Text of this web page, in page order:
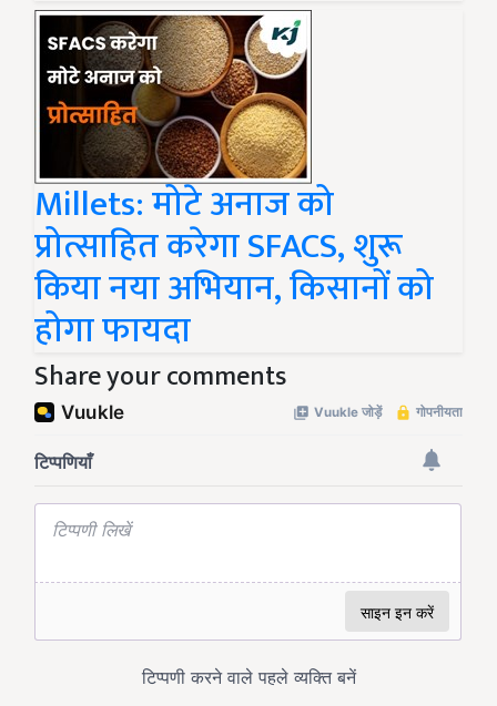
Millets: मोटे अनाज को
प्रोत्साहित करेगा SFACS, शुरू
किया नया अभियान, किसानों को
होगा फायदा
Share your comments